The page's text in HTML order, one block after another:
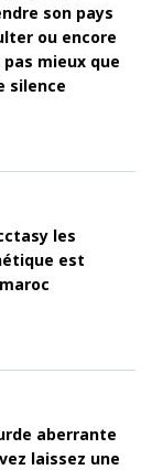
son pays
ou encore
mieux que
silence
les
est
aberrante
laissez une